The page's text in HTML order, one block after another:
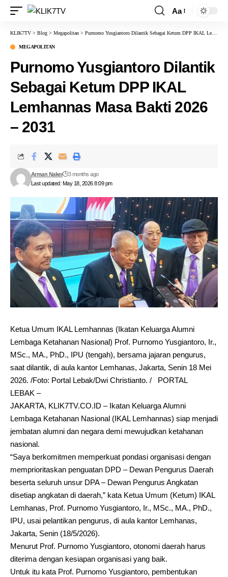
Aa
KLIK7TV > Blog > Megapolitan > Purnomo Yusgiantoro Dilantik Sebagai Ketum DPP IKAL Lemhannas Masa Bakti 2026 – 2031
MEGAPOLITAN
Purnomo Yusgiantoro Dilantik
Sebagai Ketum DPP IKAL
Lemhannas Masa Bakti 2026
– 2031
Last updated: May 18, 2026 8:09 pm
Arman Naker 3 months ago
Ketua Umum IKAL Lemhannas (Ikatan Keluarga Alumni
Lembaga Ketahanan Nasional) Prof. Purnomo Yusgiantoro, Ir.,
MSc., MA., PhD., IPU (tengah), bersama jajaran pengurus,
saat dilantik, di aula kantor Lemhanas, Jakarta, Senin 18 Mei
2026. /Foto: Portal Lebak/Dwi Christianto. / PORTAL
LEBAK –
JAKARTA, KLIK7TV.CO.ID – Ikatan Keluarga Alumni
Lembaga Ketahanan Nasional (IKAL Lemhannas) siap menjadi
jembatan alumni dan negara demi mewujudkan ketahanan
nasional.
“Saya berkomitmen memperkuat pondasi organisasi dengan
memprioritaskan penguatan DPD – Dewan Pengurus Daerah
beserta seluruh unsur DPA – Dewan Pengurus Angkatan
disetiap angkatan di daerah,” kata Ketua Umum (Ketum) IKAL
Lemhanas, Prof. Purnomo Yusgiantoro, Ir., MSc., MA., PhD.,
IPU, usai pelantikan pengurus, di aula kantor Lemhanas,
Jakarta, Senin (18/5/2026).
Menurut Prof. Purnomo Yusgiantoro, otonomi daerah harus
diterima dengan kesiapan organisasi yang baik.
Untuk itu kata Prof. Purnomo Yusgiantoro, pembentukan